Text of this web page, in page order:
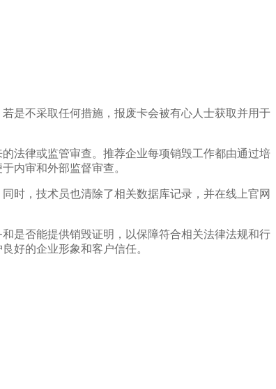
是不采取任何措施，报废卡会被有心人士获取并用于
法律或监管审查。推荐企业每项销毁工作都由通过培
内审和外部监督审查。
时，技术员也清除了相关数据库记录，并在线上官网
是否能提供销毁证明，以保障符合相关法律法规和行
好的企业形象和客户信任。